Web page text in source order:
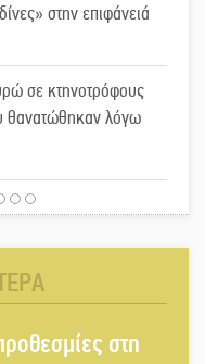
στην επιφάνειά
σε κτηνοτρόφους
θανατώθηκαν λόγω
ανατροπής στο
στη